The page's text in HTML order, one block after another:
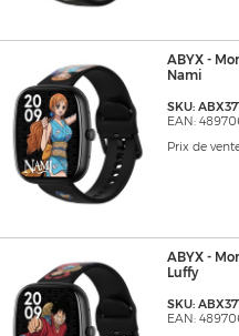
ABYX -
Nami
SKU:
EAN:
Prix de
ABYX -
Luffy
SKU:
EAN: